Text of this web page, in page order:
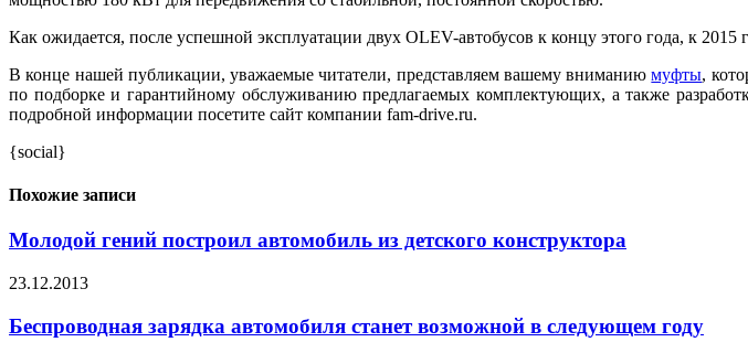
Как ожидается, после успешной эксплуатации двух OLEV-автобусов к концу этого года, к
В конце нашей публикации, уважаемые читатели, представляем вашему вниманиюмуфты,
по подборке и гарантийному обслуживанию предлагаемых комплектующих, а также
подробной информации посетите сайт компании fam-drive.ru.
{social}
Похожие записи
Молодой гений построил автомобиль из детского конструктора
23.12.2013
Беспроводная зарядка автомобиля станет возможной в следующем году